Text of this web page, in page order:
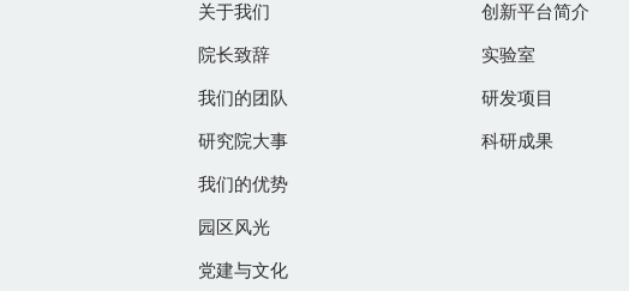
关于我们
院长致辞
我们的团队
研究院大事
我们的优势
园区风光
党建与文化
创新平台简介
实验室
研发项目
科研成果